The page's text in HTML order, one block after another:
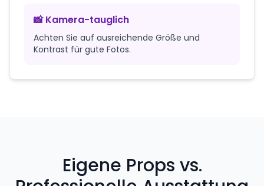
📸 Kamera-tauglich
Achten Sie auf ausreichende Größe und
Kontrast für gute Fotos.
Eigene Props vs.